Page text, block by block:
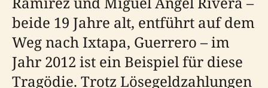
beide 19 Jahre alt, entführt auf dem
Weg nach Ixtapa, Guerrero – im
Jahr 2012 ist ein Beispiel für diese
Tragödie. Trotz Lösegeldzahlungen